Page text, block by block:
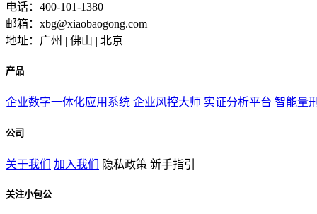
电话：400-101-1380
邮箱：xbg@xiaobaogong.com
地址：广州 | 佛山 | 北京
产品
企业数字一体化应用系统 企业风控大师 实证分析平台 智能量
公司
关于我们 加入我们 隐私政策 新手指引
关注小包公